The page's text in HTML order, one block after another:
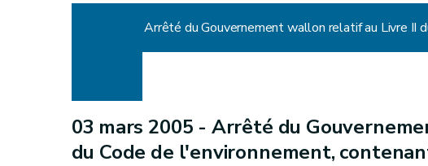
Arrêté du Gouvernement wallon relatif au Livre II
03 mars 2005 - Arrêté du
du Code de l'environnement,